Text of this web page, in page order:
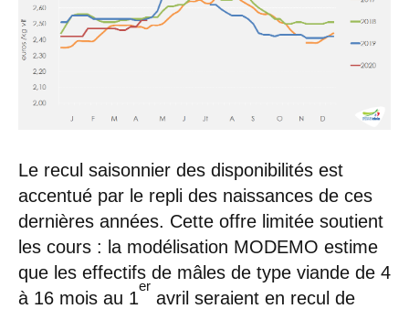
Le recul saisonnier des disponibilités est
accentué par le repli des naissances de ces
dernières années. Cette offre limitée soutient
les cours : la modélisation MODEMO estime
que les effectifs de mâles de type viande de 4
à 16 mois au 1
er
avril seraient en recul de